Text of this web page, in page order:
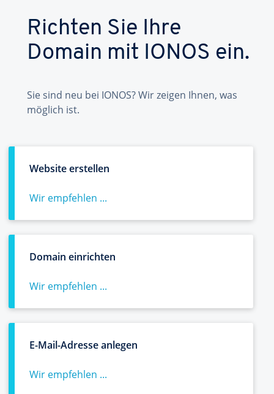
Richten Sie Ihre
Domain mit IONOS ein.
Sie sind neu bei IONOS? Wir zeigen Ihnen, was
möglich ist.
Website erstellen
Wir empfehlen ...
Domain einrichten
Wir empfehlen ...
E-Mail-Adresse anlegen
Wir empfehlen ...